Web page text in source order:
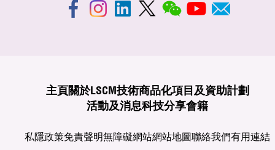
主頁 關於LSCM技術商品化項目及資助計劃
活動及消息科技分享會籍
私隱政策免責聲明無障礙網站網站地圖聯絡我們有用連結